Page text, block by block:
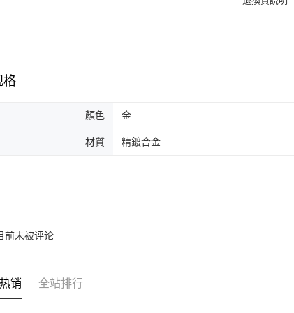
格
顏色 金
材質 精鍍合金
前未被评论
销 全站排行